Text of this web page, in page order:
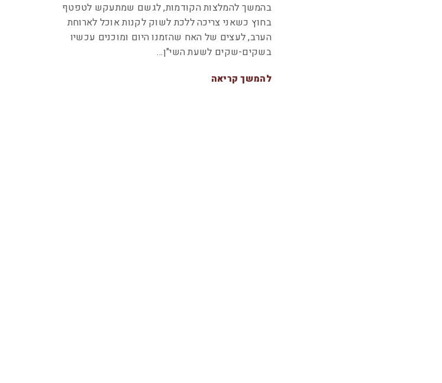
בהמשך להמלצות הקודמות, לגשם שמתעקש לטפטף
בחוץ כשאני צריכה ללכת לשוק לקנות אוכל לארוחת
הערב, לעצים של האח שהזמנו היום ומוכנים עכשיו
בשקים-שקים לשעת השי"ן…
להמשך קריאה